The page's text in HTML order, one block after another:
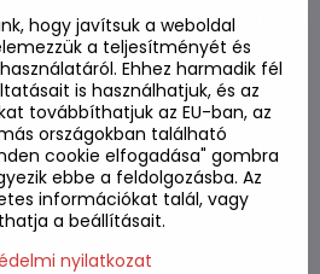
Kosárba
Mochi Mix 450g
Kosárba
Mochi Taro gluténmentes
hogy javítsuk a weboldal
a teljesítményét és
Ehhez harmadik fél
is használhatjuk, és az
továbbíthatjuk az EU-ban, az
országokban található
cookie elfogadása" gombra
ebbe a feldolgozásba. Az
információkat talál, vagy
a beállításait.
nyilatkozat